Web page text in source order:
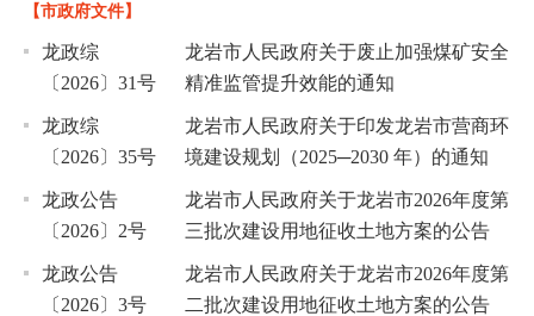
【市政府文件】
龙政综
〔2026〕31号
龙岩市人民政府关于废止加强煤矿安全
精准监管提升效能的通知
龙政综
〔2026〕35号
龙岩市人民政府关于印发龙岩市营商环
境建设规划（2025─2030 年）的通知
龙政公告
〔2026〕2号
龙岩市人民政府关于龙岩市2026年度第
三批次建设用地征收土地方案的公告
龙政公告
〔2026〕3号
龙岩市人民政府关于龙岩市2026年度第
二批次建设用地征收土地方案的公告